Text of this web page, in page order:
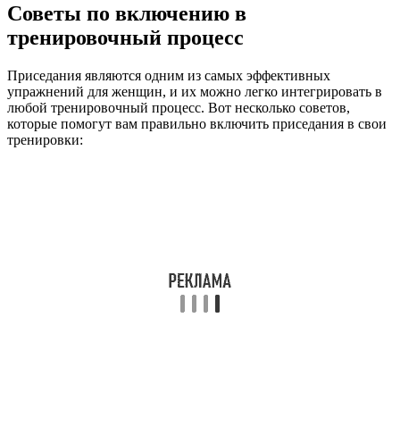
Советы по включению в
тренировочный процесс
Приседания являются одним из самых эффективных
упражнений для женщин, и их можно легко интегрировать в
любой тренировочный процесс. Вот несколько советов,
которые помогут вам правильно включить приседания в свои
тренировки: